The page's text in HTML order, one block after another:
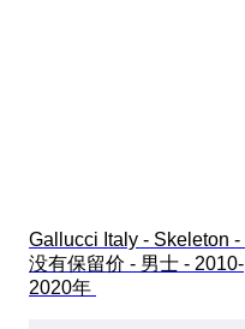
Gallucci Italy - Skeleton -
没有保留价 - 男士 - 2010-
2020年